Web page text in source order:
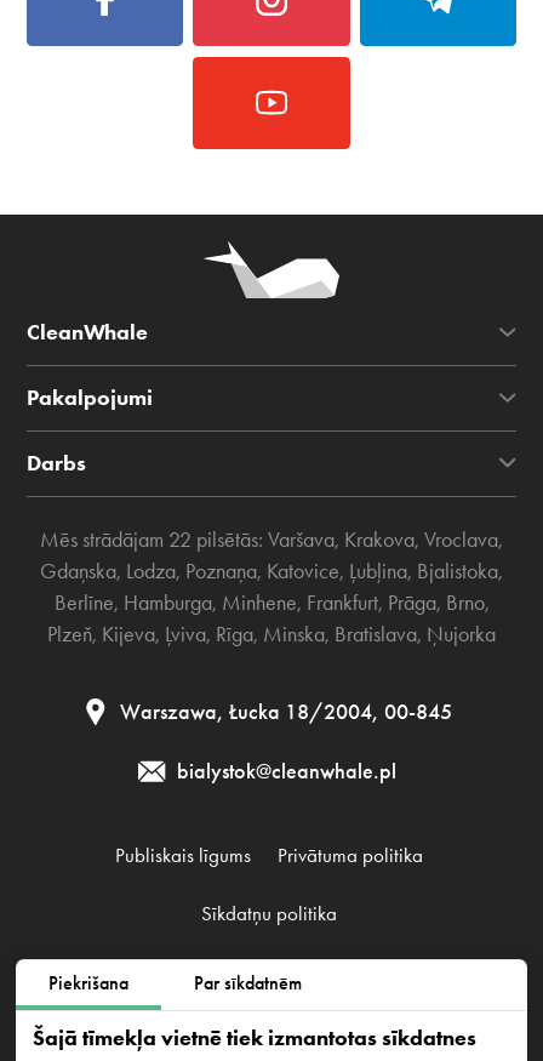
Piekrišana Par sīkdatnēm
Šajā tīmekļa vietnē tiek izmantotas sīkdatnes
CleanWhale
Pakalpojumi
Darbs
Mēs strādājam 22 pilsētās: Varšava, Krakova, Vroclava,
Gdaņska, Lodza, Poznaņa, Katovice, Ļubļina, Bjalistoka,
Berlīne, Hamburga, Minhene, Frankfurt, Prāga, Brno,
Plzeň, Kijeva, Ļviva, Rīga, Minska, Bratislava, Ņujorka
Warszawa, Łucka 18/2004, 00-845
bialystok@cleanwhale.pl
Publiskais līgums Privātuma politika
Sīkdatņu politika
Clean Whale Sp. z o.o., KRS 0000868230, NIP: 6751738063,
REGON: 38745511400000
Warszawa, Łucka 18/2004, 00-845